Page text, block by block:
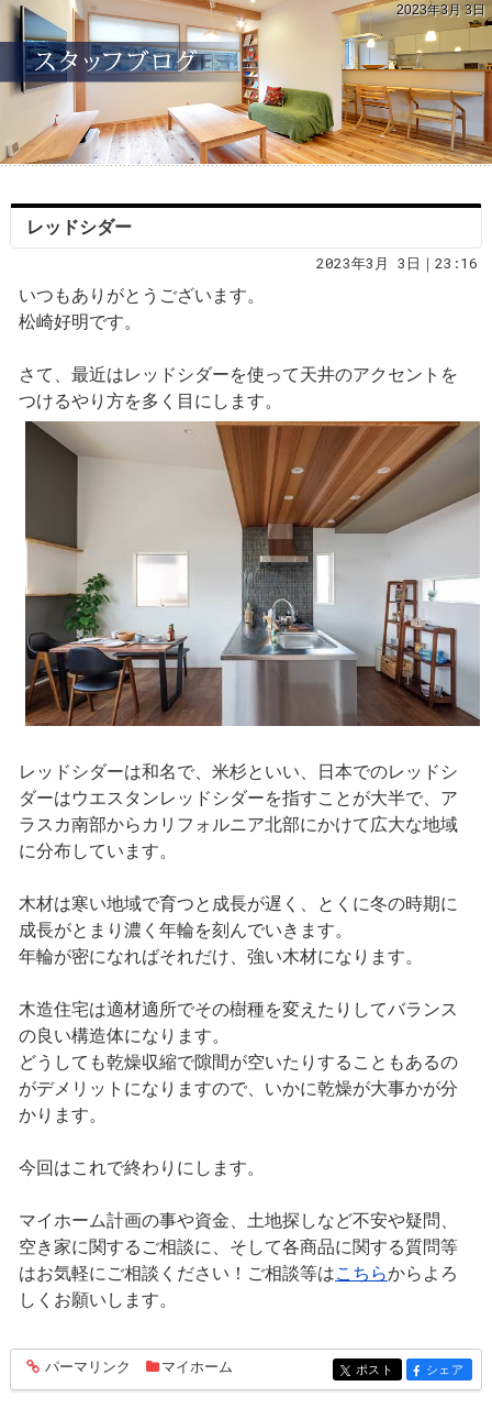
2023年3月 3日
レッドシダー
2023年3月 3日｜23:16
いつもありがとうございます。
松崎好明です。
さて、最近はレッドシダーを使って天井のアクセントを
つけるやり方を多く目にします。
レッドシダーは和名で、米杉といい、日本でのレッドシ
ダーはウエスタンレッドシダーを指すことが大半で、ア
ラスカ南部からカリフォルニア北部にかけて広大な地域
に分布しています。
木材は寒い地域で育つと成長が遅く、とくに冬の時期に
成長がとまり濃く年輪を刻んでいきます。
年輪が密になればそれだけ、強い木材になります。
木造住宅は適材適所でその樹種を変えたりしてバランス
の良い構造体になります。
どうしても乾燥収縮で隙間が空いたりすることもあるの
がデメリットになりますので、いかに乾燥が大事かが分
かります。
今回はこれで終わりにします。
マイホーム計画の事や資金、土地探しなど不安や疑問、
空き家に関するご相談に、そして各商品に関する質問等
はお気軽にご相談ください！ご相談等はこちらからよろ
しくお願いします。
entry1447
パーマリンク マイホーム entry1447
ポスト entry1447
シェア